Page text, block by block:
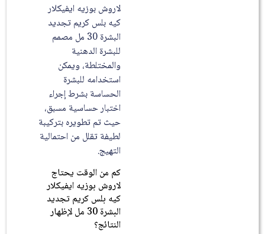
لاروش بوزيه ايفيكلار
كيه بلس كريم تجديد
البشرة 30 مل مصمم
للبشرة الدهنية
والمختلطة، ويمكن
استخدامه للبشرة
الحساسة بشرط إجراء
اختبار حساسية مسبق،
حيث تم تطويره بتركيبة
لطيفة تقلل من احتمالية
التهيج.
كم من الوقت يحتاج
لاروش بوزيه ايفيكلار
كيه بلس كريم تجديد
البشرة 30 مل لإظهار
النتائج؟